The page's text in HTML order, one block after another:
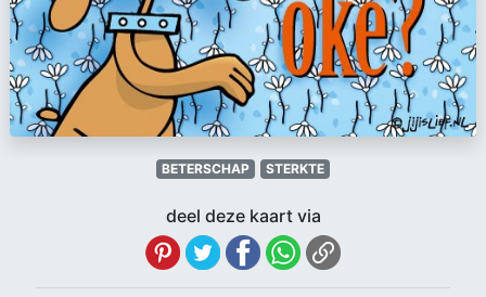
BETERSCHAP STERKTE
deel deze kaart via